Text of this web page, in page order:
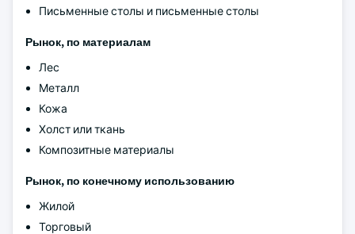
Письменные столы и письменные столы
Рынок, по материалам
Лес
Металл
Кожа
Холст или ткань
Композитные материалы
Рынок, по конечному использованию
Жилой
Торговый